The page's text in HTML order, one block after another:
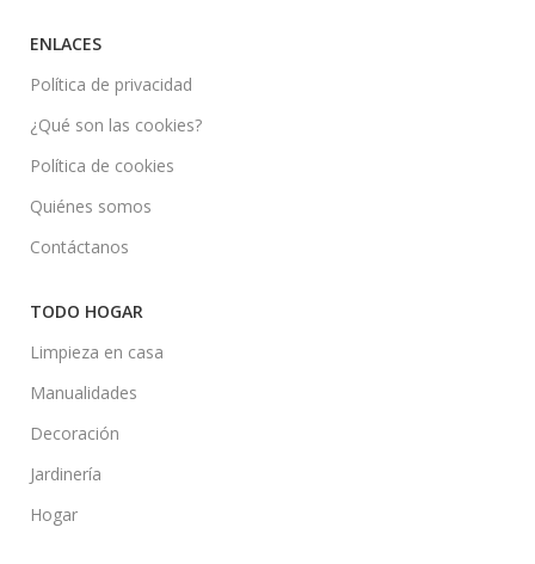
ENLACES
Política de privacidad
¿Qué son las cookies?
Política de cookies
Quiénes somos
Contáctanos
TODO HOGAR
Limpieza en casa
Manualidades
Decoración
Jardinería
Hogar